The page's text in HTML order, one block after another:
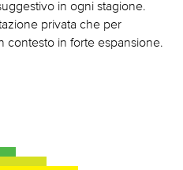
in ogni stagione.
privata che per
contesto in forte espansione.